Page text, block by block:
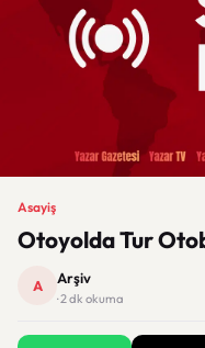
Asayiş
Otoyolda Tur
A Arşiv
· 2 dk okuma